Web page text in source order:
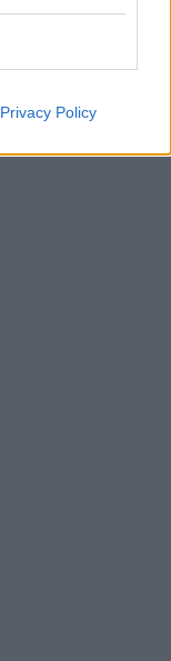
Privacy Policy